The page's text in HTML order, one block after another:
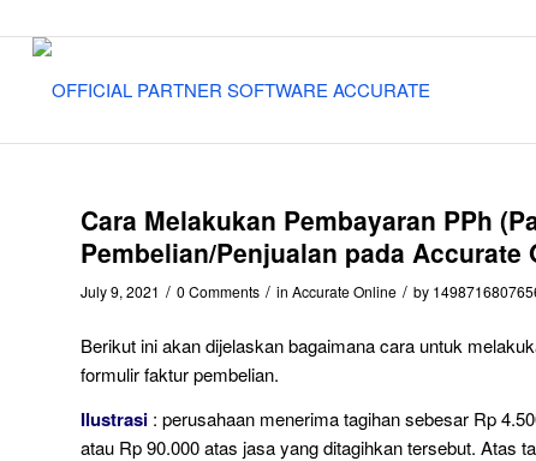
Cara Melakukan Pembayaran PPh
Pembelian/Penjualan pada Accurate
July 9, 2021 / 0 Comments / in Accurate Online / by
Berikut ini akan dijelaskan bagaimana cara untuk
formulir faktur pembelian.
Ilustrasi : perusahaan menerima tagihan sebesar Rp
atau Rp 90.000 atas jasa yang ditagihkan tersebut. Atas